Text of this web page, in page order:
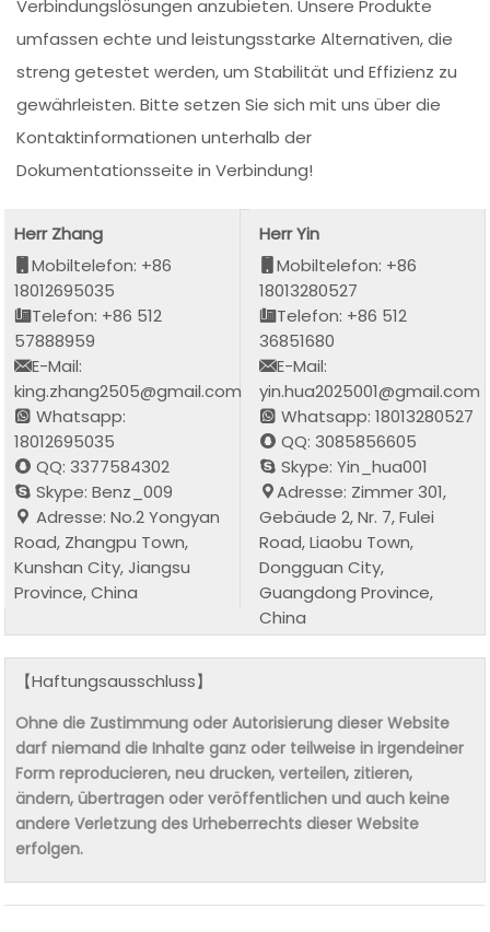
Verbindungslösungen anzubieten. Unsere Produkte
umfassen echte und leistungsstarke Alternativen, die
streng getestet werden, um Stabilität und Effizienz zu
gewährleisten. Bitte setzen Sie sich mit uns über die
Kontaktinformationen unterhalb der
Dokumentationsseite in Verbindung!
Herr Zhang
Mobiltelefon: +86
18012695035
Telefon: +86 512
57888959
E-Mail:
king.zhang2505@gmail.com
Whatsapp:
18012695035
QQ: 3377584302
Skype: Benz_009
Adresse: No.2 Yongyan
Road, Zhangpu Town,
Kunshan City, Jiangsu
Province, China
Herr Yin
Mobiltelefon: +86
18013280527
Telefon: +86 512
36851680
E-Mail:
yin.hua2025001@gmail.com
Whatsapp: 18013280527
QQ: 3085856605
Skype: Yin_hua001
Adresse: Zimmer 301,
Gebäude 2, Nr. 7, Fulei
Road, Liaobu Town,
Dongguan City,
Guangdong Province,
China
【Haftungsausschluss】
Ohne die Zustimmung oder Autorisierung dieser Website
darf niemand die Inhalte ganz oder teilweise in irgendeiner
Form reproducieren, neu drucken, verteilen, zitieren,
ändern, übertragen oder veröffentlichen und auch keine
andere Verletzung des Urheberrechts dieser Website
erfolgen.